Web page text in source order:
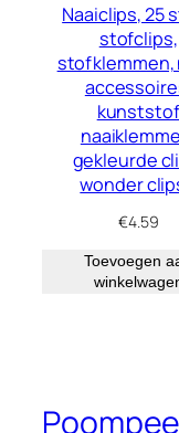
Naaiclips, 25
stofclips,
stofklemmen,
kunststof
gekleurde
wonder
€4.59
Toevoegen
Poompee